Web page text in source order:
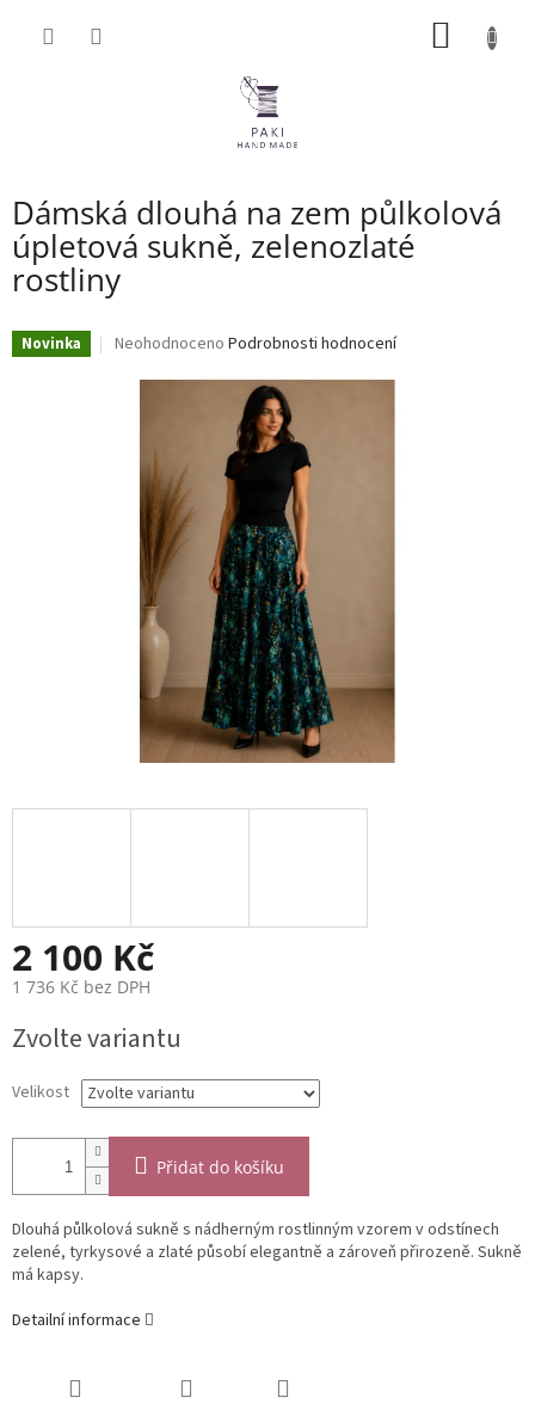
Dámská dlouhá na zem půlkolová
úpletová sukně, zelenozlaté
rostliny
Novinka
Průměrné
produktu
hvězdiček.
Neohodnoceno Podrobnosti hodnocení
2 100 Kč
1 736 Kč bez DPH
cena:
Zvolte variantu
Velikost
Přidat do košíku
Dlouhá půlkolová sukně s nádherným rostlinným vzorem v odstínech
zelené, tyrkysové a zlaté působí elegantně a zároveň přirozeně. Sukně
má kapsy.
Detailní informace